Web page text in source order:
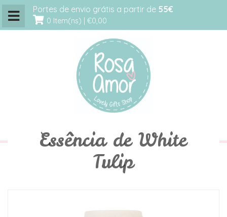
Portes de envio grátis a partir de 55€
0 Item(ns) | €0,00
Essência de White
Tulip